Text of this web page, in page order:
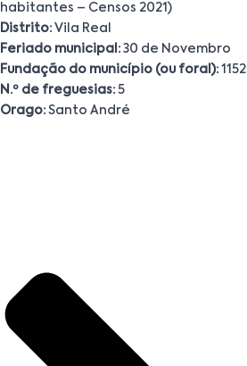
habitantes – Censos 2021)
Distrito: Vila Real
Feriado municipal: 30 de Novembro
Fundação do município (ou foral): 1152
N.º de freguesias: 5
Orago: Santo André